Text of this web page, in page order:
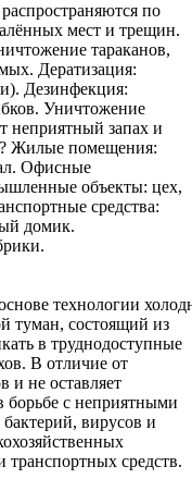
по
мест и трещин.
тараканов,
Дератизация:
Дезинфекция:
Уничтожение
неприятный запах и
Жилые помещения:
Офисные
объекты: цех,
средства:
домик.
технологии
туман, состоящий из
в труднодоступные
В отличие от
и не оставляет
с неприятными
вирусов и
средств.